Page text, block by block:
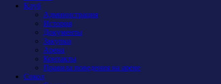
Клуб
Администрация
История
Документы
Закупки
Арена
Контакты
Правила поведения на арене
Сокол